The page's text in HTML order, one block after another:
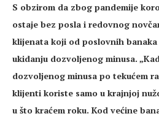
S obzirom da zbog pandemije
ostaje bez posla i redovnog
klijenata koji od poslovnih
ukidanju dozvoljenog minusa.
dozvoljenog minusa po tekućem
klijenti koriste samo u krajnjoj
u što kraćem roku. Kod većine